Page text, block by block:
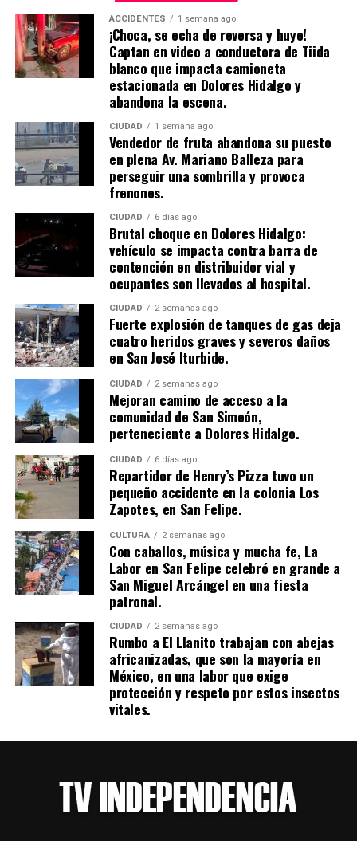
ACCIDENTES 1 semana ago
¡Choca, se echa de reversa y huye!
Captan en video a conductora de Tiida
blanco que impacta camioneta
estacionada en Dolores Hidalgo y
abandona la escena.
CIUDAD 1 semana ago
Vendedor de fruta abandona su puesto
en plena Av. Mariano Balleza para
perseguir una sombrilla y provoca
frenones.
CIUDAD 6 días ago
Brutal choque en Dolores Hidalgo:
vehículo se impacta contra barra de
contención en distribuidor vial y
ocupantes son llevados al hospital.
CIUDAD 2 semanas ago
​Fuerte explosión de tanques de gas deja
cuatro heridos graves y severos daños
en San José Iturbide.
CIUDAD 2 semanas ago
Mejoran camino de acceso a la
comunidad de San Simeón,
perteneciente a Dolores Hidalgo.
CIUDAD 6 días ago
Repartidor de Henry’s Pizza tuvo un
pequeño accidente en la colonia Los
Zapotes, en San Felipe.
CULTURA 2 semanas ago
Con caballos, música y mucha fe, La
Labor en San Felipe celebró en grande a
San Miguel Arcángel en una fiesta
patronal.
CIUDAD 2 semanas ago
Rumbo a El Llanito trabajan con abejas
africanizadas, que son la mayoría en
México, en una labor que exige
protección y respeto por estos insectos
vitales.